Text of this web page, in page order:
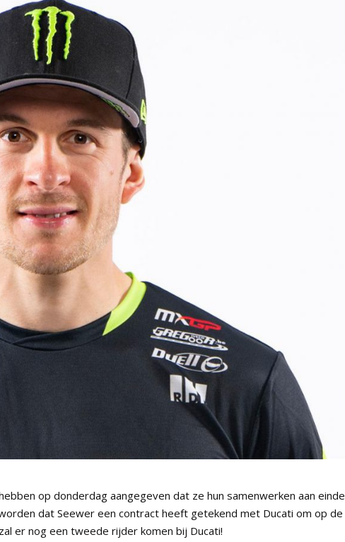
op donderdag aangegeven dat ze hun samenwerken aan einde
dat Seewer een contract heeft getekend met Ducati om op de
er nog een tweede rijder komen bij Ducati!